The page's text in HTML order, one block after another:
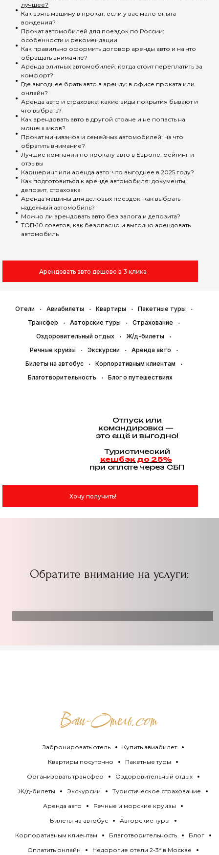
лучшее?
Как взять машину в прокат, если у вас мало опыта
вождения?
Прокат автомобилей для поездок по России:
особенности и рекомендации
Как правильно оформить договор аренды авто и на что
обращать внимание?
Аренда элитных автомобилей: когда стоит переплатить за
комфорт?
Где выгоднее брать авто в аренду: в офисе проката или
онлайн?
Аренда авто и страховка: какие виды покрытия бывают и
что выбрать?
Как арендовать авто в другой стране и не попасть на
мошенников?
Прокат минивэнов и семейных автомобилей: на что
обратить внимание?
Лучшие компании по прокату авто в Европе: рейтинг и
отзывы
Каршеринг или аренда авто: что выгоднее в 2025 году?
Как подготовиться к аренде автомобиля: документы,
депозит, страховка
Аренда машины для деловых поездок: как выбрать
надежный автомобиль?
Можно ли арендовать авто без залога и депозита?
ТОП-10 советов, как безопасно и выгодно арендовать
автомобиль
Арендовать авто дешево в 3 клика
Отели Авиабилеты Квартиры
Пакетные туры
Трансфер
Авторские туры
Страхование
Оздоровительный отдых
Ж/д-билеты
Речные круизы
Экскурсии
Аренда авто
Билеты на автобус
Корпоративным клиентам
Благотворительность
Блог о путешествиях
Хочу получить!
Отпуск или
командировка —
это ещё и выгодно!
Туристический
кешбэк до 25%
при оплате через СБП
Обратите внимание на услуги:
Забронировать отель
Купить авиабилет
Квартиры посуточно
Пакетные туры
Организовать трансфер
Оздоровительный отдых
Ж/д-билеты
Экскурсии
Туристическое страхование
Аренда авто
Речные и морские круизы
Билеты на автобус
Авторские туры
Корпоративным клиентам
Благотворительность
Блог
Оплатить онлайн
Недорогие отели 2-3* в Москве